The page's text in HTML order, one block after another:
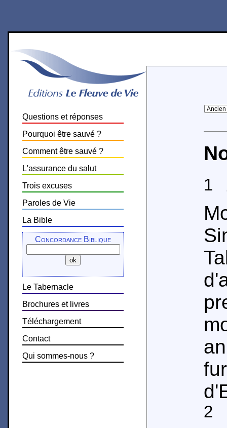
Questions et réponses
Pourquoi être sauvé ?
Comment être sauvé ?
L'assurance du salut
Trois excuses
Paroles de Vie
La Bible
Concordance Biblique
Le Tabernacle
Brochures et livres
Téléchargement
Contact
Qui sommes-nous ?
1
2